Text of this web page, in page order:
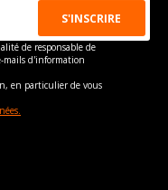
de responsable de
mails d'information
en particulier de vous